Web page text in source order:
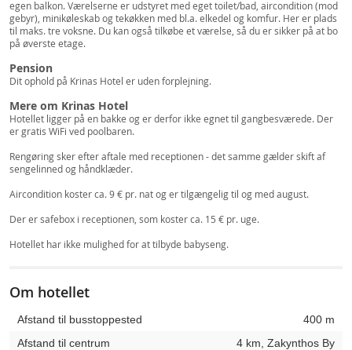
egen balkon. Værelserne er udstyret med eget toilet/bad, aircondition (mod
gebyr), minikøleskab og tekøkken med bl.a. elkedel og komfur. Her er plads
til maks. tre voksne. Du kan også tilkøbe et værelse, så du er sikker på at bo
på øverste etage.
Pension
Dit ophold på Krinas Hotel er uden forplejning.
Mere om Krinas Hotel
Hotellet ligger på en bakke og er derfor ikke egnet til gangbesværede. Der
er gratis WiFi ved poolbaren.
Rengøring sker efter aftale med receptionen - det samme gælder skift af
sengelinned og håndklæder.
Aircondition koster ca. 9 € pr. nat og er tilgængelig til og med august.
Der er safebox i receptionen, som koster ca. 15 € pr. uge.
Hotellet har ikke mulighed for at tilbyde babyseng.
Om hotellet
Afstand til busstoppested
400 m
Afstand til centrum
4 km, Zakynthos By